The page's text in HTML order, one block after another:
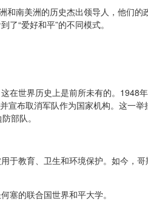
和南美洲的历史杰出领导人，他们的
“爱好和平”的不同模式。
在世界历史上是前所未有的。1948
宣布取消军队作为国家机构。这一
部队。
于教育、卫生和环境保护。如今，
塞的联合国世界和平大学。